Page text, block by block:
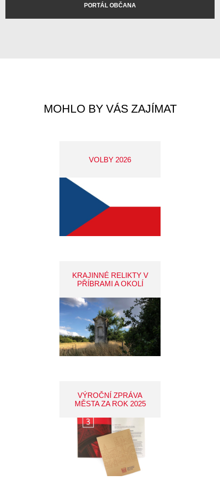
PORTÁL OBČANA
MOHLO BY VÁS ZAJÍMAT
VOLBY 2026
KRAJINNÉ RELIKTY V
PŘÍBRAMI A OKOLÍ
VÝROČNÍ ZPRÁVA
MĚSTA ZA ROK 2025